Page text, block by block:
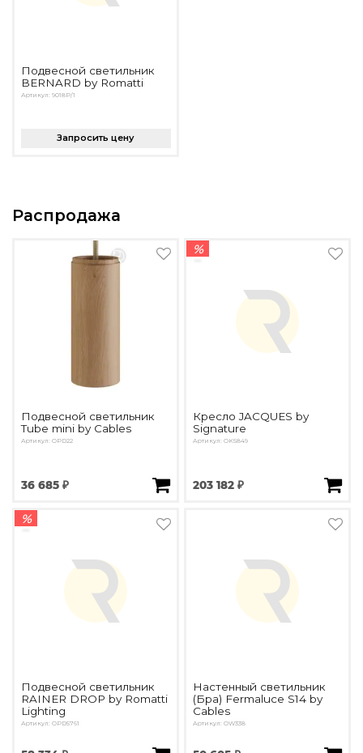
Подвесной светильник
BERNARD by Romatti
Артикул: 9018P/1
Запросить цену
Распродажа
Подвесной светильник
Tube mini by Cables
Артикул: OPD22
36 685 ₽
%
Кресло JACQUES by
Signature
Артикул: OK5849
203 182 ₽
%
Подвесной светильник
RAINER DROP by Romatti
Lighting
Артикул: OPD5761
Настенный светильник
(Бра) Fermaluce S14 by
Cables
Артикул: OW338